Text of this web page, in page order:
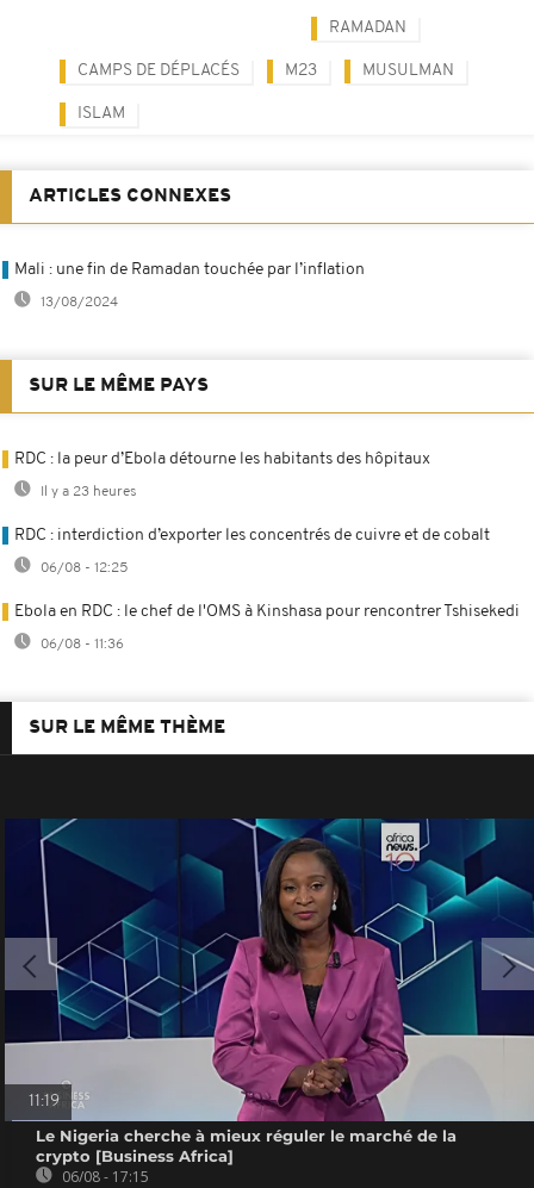
RAMADAN
CAMPS DE DÉPLACÉS M23 MUSULMAN
ISLAM
ARTICLES CONNEXES
Mali : une fin de Ramadan touchée par l’inflation
13/08/2024
SUR LE MÊME PAYS
RDC : la peur d’Ebola détourne les habitants des hôpitaux
Il y a 23 heures
RDC : interdiction d’exporter les concentrés de cuivre et de cobalt
06/08 - 12:25
Ebola en RDC : le chef de l'OMS à Kinshasa pour rencontrer Tshisekedi
06/08 - 11:36
SUR LE MÊME THÈME
11:19
Le Nigeria cherche à mieux réguler le marché de la
crypto [Business Africa]
06/08 - 17:15